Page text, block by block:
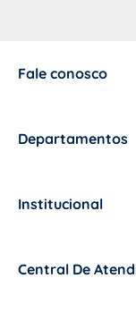
Fale conosco
Departamentos
Institucional
Central De